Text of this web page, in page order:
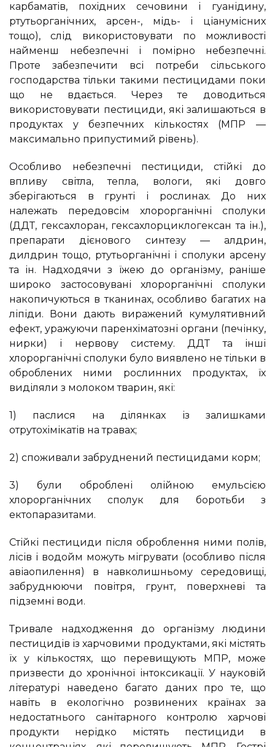
карбаматів, похідних сечовини і гуанідину,
ртутьорганічних, арсен-, мідь- і ціанумісних
тощо), слід використовувати по можливості
найменш небезпечні і помірно небезпечні.
Проте забезпечити всі потреби сільського
господарства тільки такими пестицидами поки
що не вдається. Через те доводиться
використовувати пестициди, які залишаються в
продуктах у безпечних кількостях (МПР —
максимально припустимий рівень).
Особливо небезпечні пестициди, стійкі до
впливу світла, тепла, вологи, які довго
зберігаються в грунті і рослинах. До них
належать передовсім хлорорганічні сполуки
(ДДТ, гексахлоран, гексахлорциклогексан та ін.),
препарати дієнового синтезу — алдрин,
дилдрин тощо, ртутьорганічні і сполуки арсену
та ін. Надходячи з їжею до організму, раніше
широко застосовувані хлорорганічні сполуки
накопичуються в тканинах, особливо багатих на
ліпіди. Вони дають виражений кумулятивний
ефект, уражуючи паренхіматозні органи (печінку,
нирки) і нервову систему. ДДТ та інші
хлорорганічні сполуки було виявлено не тільки в
оброблених ними рослинних продуктах, їх
виділяли з молоком тварин, які:
1) паслися на ділянках із залишками
отрутохімікатів на травах;
2) споживали забруднений пестицидами корм;
3) були оброблені олійною емульсією
хлорорганічних сполук для боротьби з
ектопаразитами.
Стійкі пестициди після оброблення ними полів,
лісів і водойм можуть мігрувати (особливо після
авіаопилення) в навколишньому середовищі,
забруднюючи повітря, грунт, поверхневі та
підземні води.
Тривале надходження до організму людини
пестицидів із харчовими продуктами, які містять
їх у кількостях, що перевищують МПР, може
призвести до хронічної інтоксикації. У науковій
літературі наведено багато даних про те, що
навіть в екологічно розвинених країнах за
недостатнього санітарного контролю харчові
продукти нерідко містять пестициди в